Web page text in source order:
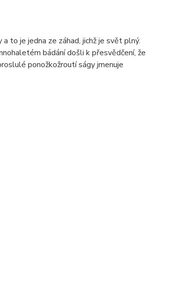
to je jedna ze záhad, jichž je svět plný.
bádání došli k přesvědčení, že
ponožkožroutí ságy jmenuje